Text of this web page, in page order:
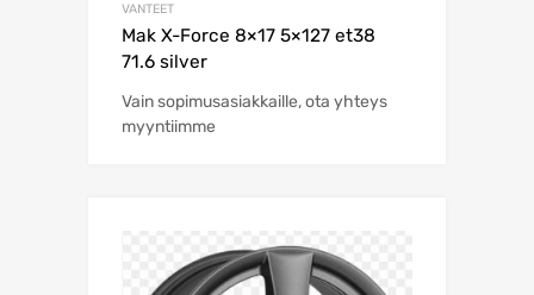
VANTEET
Mak X-Force 8×17 5×127 et38
71.6 silver
Vain sopimusasiakkaille, ota yhteys
myyntiimme